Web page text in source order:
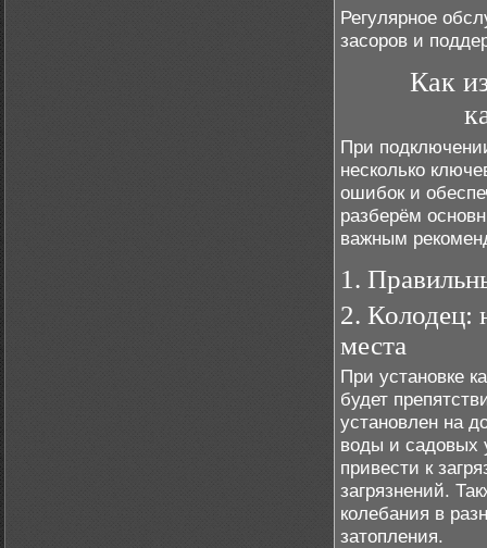
Регулярное
засоров и
Как
При
несколько
ошибок и
разберём
важным
1.
2. Колодец:
места
При установке
будет
установлен на
воды и садовых
привести к
загрязнений.
колебания в
затопления.